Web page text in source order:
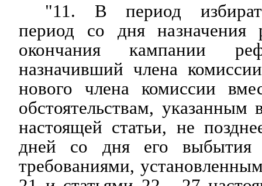
"11. В период
период со дня назначения
окончания кампании
назначивший члена
нового члена комиссии
обстоятельствам,
настоящей статьи, не
дней со дня его выбытия
требованиями,